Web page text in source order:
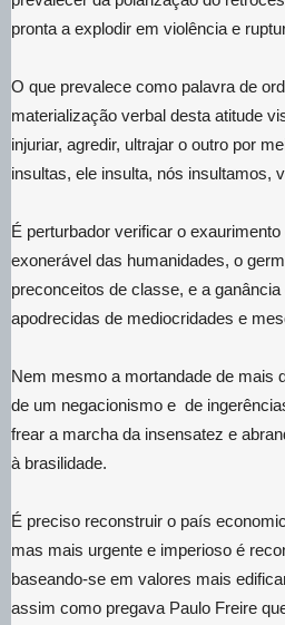
pronta a explodir em violência e
O que prevalece como palavra de
materialização verbal desta atitude
injuriar, agredir, ultrajar o outro por
insultas, ele insulta, nós insultamos,
É perturbador verificar o
exonerável das humanidades, o
preconceitos de classe, e a
apodrecidas de mediocridades e
Nem mesmo a mortandade de mais
de um negacionismo e de
frear a marcha da insensatez e
à brasilidade.
É preciso reconstruir o país
mas mais urgente e imperioso é
baseando-se em valores mais
assim como pregava Paulo Freire